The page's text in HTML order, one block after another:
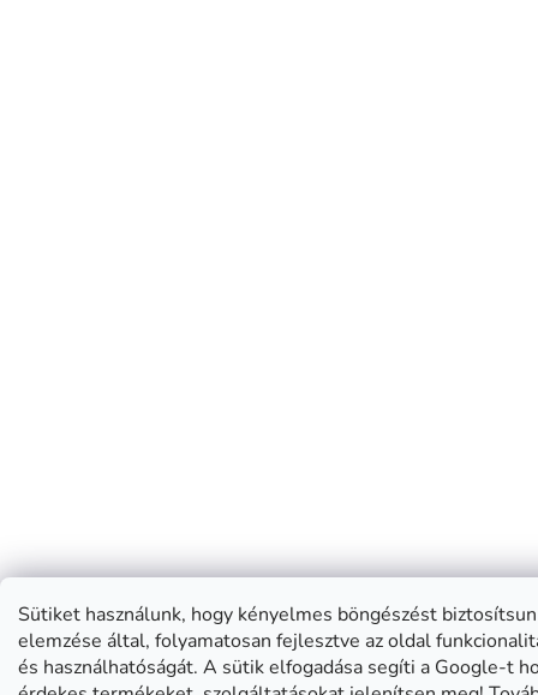
Sütiket használunk, hogy kényelmes böngészést
elemzése által, folyamatosan fejlesztve az oldal
és használhatóságát. A sütik elfogadása segíti a Google-t